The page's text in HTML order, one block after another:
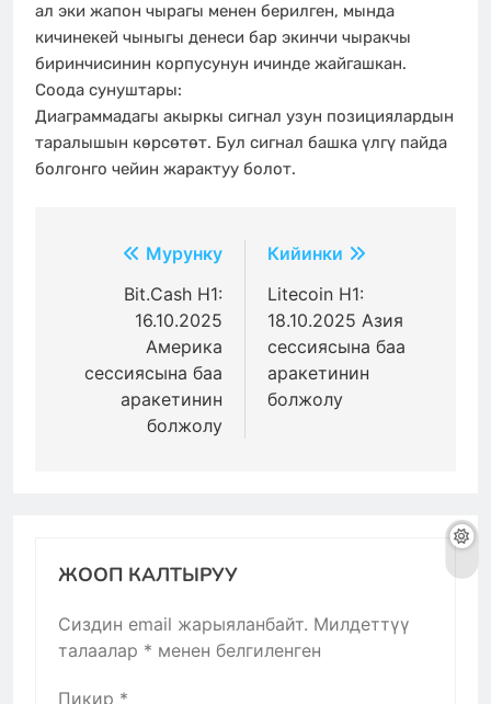
ал эки жапон чырагы менен берилген, мында
кичинекей чыныгы денеси бар экинчи чыракчы
биринчисинин корпусунун ичинде жайгашкан.
Соода сунуштары:
Диаграммадагы акыркы сигнал узун позициялардын
таралышын көрсөтөт. Бул сигнал башка үлгү пайда
болгонго чейин жарактуу болот.
Жазуулар
боюнча
багыттоо
Мурунку
Bit.Cash H1:
16.10.2025
Америка
сессиясына баа
аракетинин
болжолу
Кийинки
Litecoin H1:
18.10.2025 Азия
сессиясына баа
аракетинин
болжолу
ЖООП КАЛТЫРУУ
Сиздин email жарыяланбайт. Милдеттүү
талаалар * менен белгиленген
Пикир *